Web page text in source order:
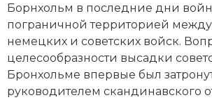
Латинская Америка
Новая история
Новейшая история
Борнхольм в последние дни
пограничной территорией
немецких и советских войск.
целесообразности высадки
Бронхольме впервые был
руководителем скандинавского